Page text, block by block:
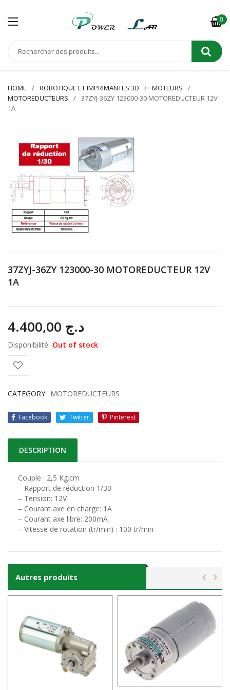
0
HOME ROBOTIQUE ET IMPRIMANTES 3D
MOTEURS
MOTOREDUCTEURS
37ZYJ-36ZY 123000-30 MOTOREDUCTEUR 12V
1A
37ZYJ-36ZY 123000-30 MOTOREDUCTEUR 12V
1A
د.ج
Disponibilité: Out of stock
CATEGORY: MOTOREDUCTEURS
Facebook Twitter Pinterest
DESCRIPTION
Couple : 2,5 Kg.cm
– Rapport de réduction 1/30
– Tension: 12V
– Courant axe en charge: 1A
– Courant axe libre: 200mA
– Vitesse de rotation (tr/min) : 100 tr/min
Autres produits